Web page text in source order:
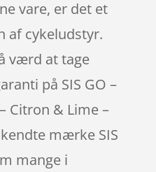
vare, er det et
af cykeludstyr.
værd at tage
på SIS GO –
Citron & Lime –
mærke SIS
mange i